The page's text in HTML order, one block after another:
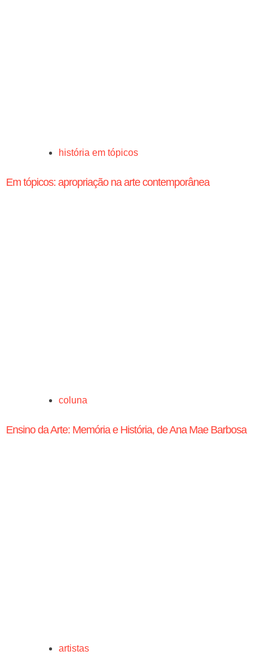
história em tópicos
Em tópicos: apropriação na arte contemporânea
coluna
Ensino da Arte: Memória e História, de Ana Mae Barbosa
artistas